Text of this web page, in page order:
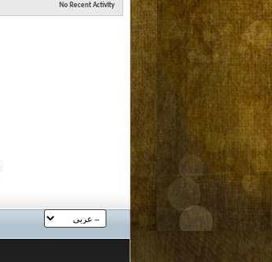
No Recent Activity